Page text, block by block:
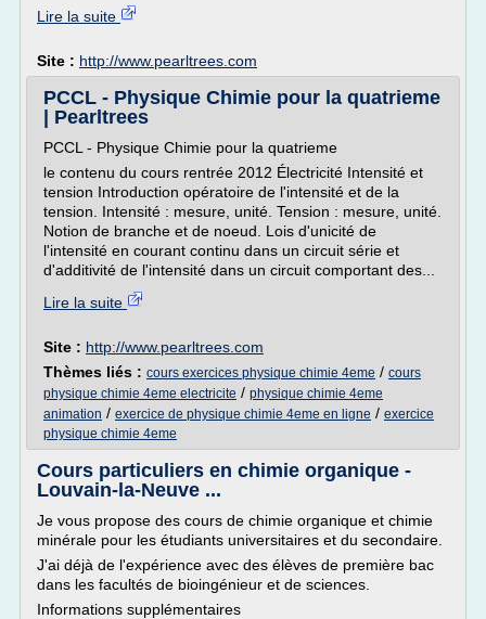
Lire la suite
Site : http://www.pearltrees.com
PCCL - Physique Chimie pour la quatrieme
| Pearltrees
PCCL - Physique Chimie pour la quatrieme
le contenu du cours rentrée 2012 Électricité Intensité et
tension Introduction opératoire de l'intensité et de la
tension. Intensité : mesure, unité. Tension : mesure, unité.
Notion de branche et de noeud. Lois d'unicité de
l'intensité en courant continu dans un circuit série et
d'additivité de l'intensité dans un circuit comportant des...
Lire la suite
Site : http://www.pearltrees.com
Thèmes liés : cours exercices physique chimie 4eme / cours
physique chimie 4eme electricite / physique chimie 4eme
animation / exercice de physique chimie 4eme en ligne / exercice
physique chimie 4eme
Cours particuliers en chimie organique -
Louvain-la-Neuve ...
Je vous propose des cours de chimie organique et chimie
minérale pour les étudiants universitaires et du secondaire.
J'ai déjà de l'expérience avec des élèves de première bac
dans les facultés de bioingénieur et de sciences.
Informations supplémentaires